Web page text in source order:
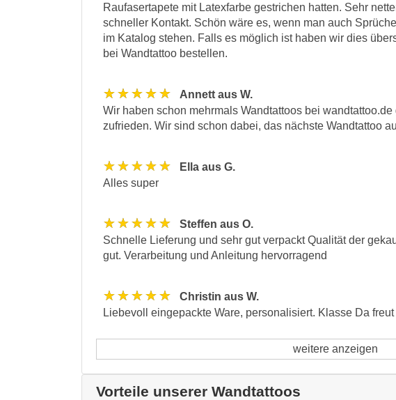
Raufasertapete mit Latexfarbe gestrichen hatten. Sehr
schneller Kontakt. Schön wäre es, wenn man auch
im Katalog stehen. Falls es möglich ist haben wir dies
bei Wandtattoo bestellen.
★★★★★
Annett aus W.
Wir haben schon mehrmals Wandtattoos bei
zufrieden. Wir sind schon dabei, das nächste Wandtattoo
★★★★★
Ella aus G.
Alles super
★★★★★
Steffen aus O.
Schnelle Lieferung und sehr gut verpackt Qualität der
gut. Verarbeitung und Anleitung hervorragend
★★★★★
Christin aus W.
Liebevoll eingepackte Ware, personalisiert. Klasse Da
weitere anzeigen
Vorteile unserer Wandtattoos